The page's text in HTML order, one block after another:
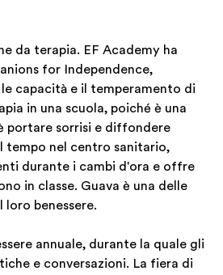
da terapia. EF Academy ha
for Independence,
capacità e il temperamento di
in una scuola, poiché è una
portare sorrisi e diffondere
tempo nel centro sanitario,
durante i cambi d'ora e offre
in classe. Guava è una delle
benessere.
annuale, durante la quale gli
e conversazioni. La fiera di